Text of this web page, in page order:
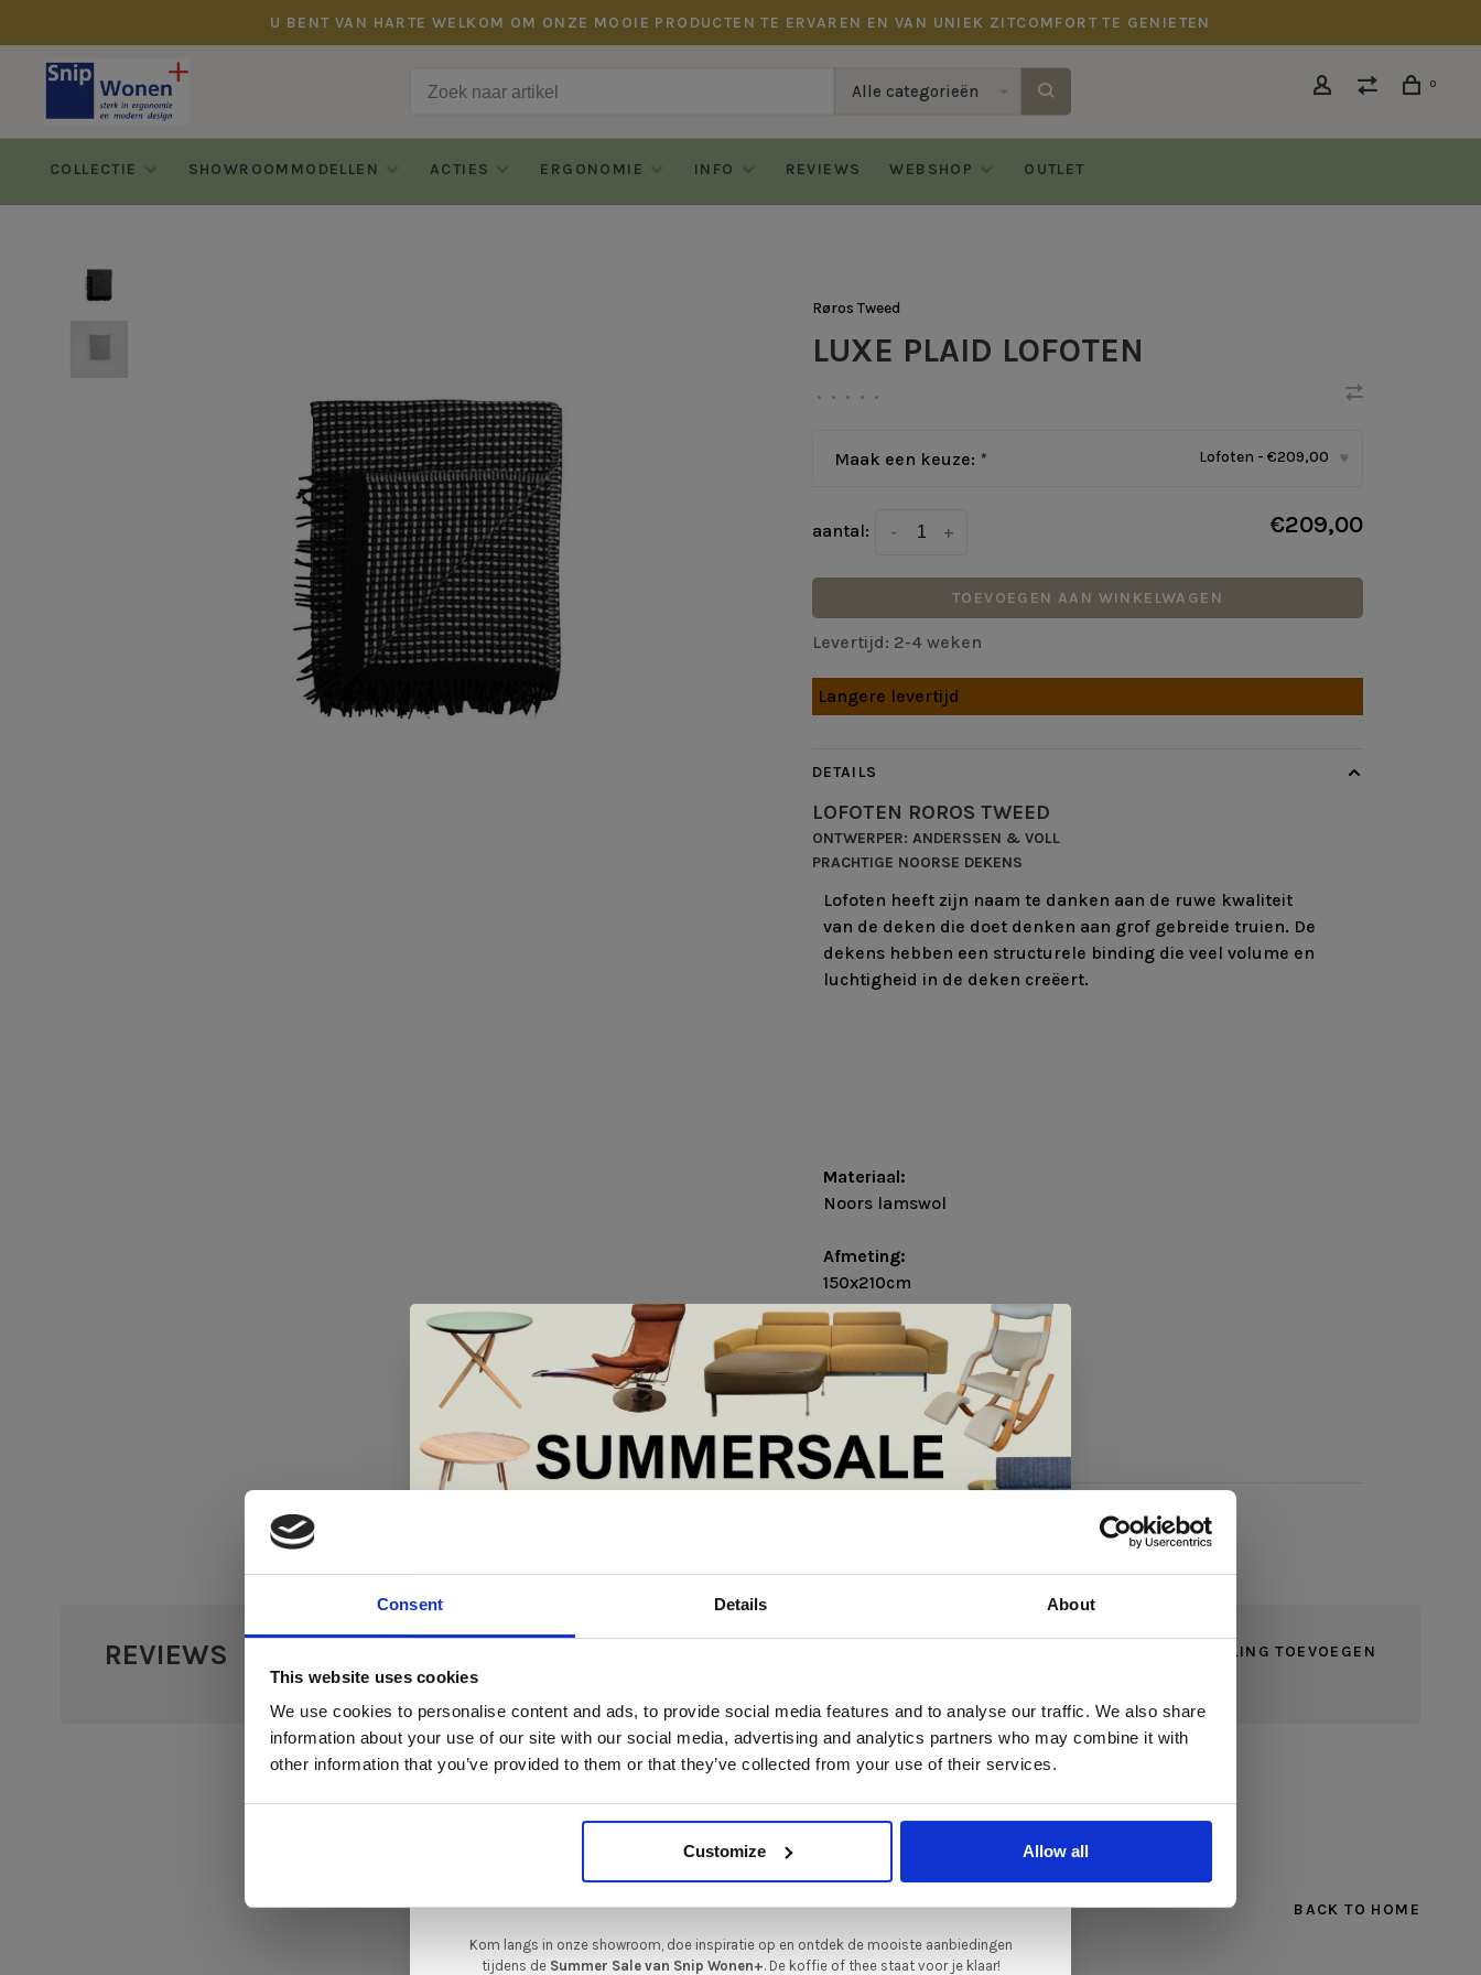
Consent Details About
This website uses cookies
We use cookies to personalise content and ads, to provide social media features and to analyse our traffic. We also share
information about your use of our site with our social media, advertising and analytics partners who may combine it with
other information that you’ve provided to them or that they’ve collected from your use of their services.
Customize Allow all
U BENT VAN HARTE WELKOM OM ONZE MOOIE PRODUCTEN TE ERVAREN EN VAN UNIEK ZITCOMFORT TE GENIETEN
Alle categorieën 0
COLLECTIE SHOWROOMMODELLEN ACTIES ERGONOMIE INFO REVIEWS WEBSHOP OUTLET
Røros Tweed
LUXE PLAID LOFOTEN
• • • • •
Maak een keuze: * Lofoten - €209,00 ▾
aantal: +
- €209,00
TOEVOEGEN AAN WINKELWAGEN
Levertijd: 2-4 weken
Langere levertijd
DETAILS
LOFOTEN ROROS TWEED
ONTWERPER: ANDERSSEN & VOLL
PRACHTIGE NOORSE DEKENS
Lofoten heeft zijn naam te danken aan de ruwe kwaliteit
van de deken die doet denken aan grof gebreide truien. De
dekens hebben een structurele binding die veel volume en
luchtigheid in de deken creëert.
Materiaal:
Noors lamswol
Afmeting:
150x210cm
REVIEWS
0 sterren op basis van 0 beoordelingen
JE BEOORDELING TOEVOEGEN
GERELATEERDE PRODUCTEN
BACK TO HOME
De Summer Sale bij Snip Wonen+ is gestart!
In onze showroom vind je een uitgebreide selectie designmeubelen van
gerenommeerde Nederlandse en Europese merken. Onder andere showroommodellen
van
Sculptures Jeux Artisanzijn nu extra voordelig
gelegenheid om jouw favoriete designmeubel geheel naar wens samen te stellen,
met de kwaliteit, het comfort en de uitstraling die je van Snip Wonen+ mag
Kom langs in onze showroom, doe inspiratie op en ontdek de mooiste aanbiedingen
tijdens de Summer Sale van Snip Wonen+. De koffie of thee staat voor je klaar!